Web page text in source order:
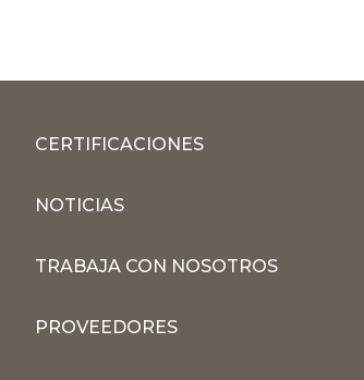
CERTIFICACIONES
NOTICIAS
TRABAJA CON NOSOTROS
PROVEEDORES